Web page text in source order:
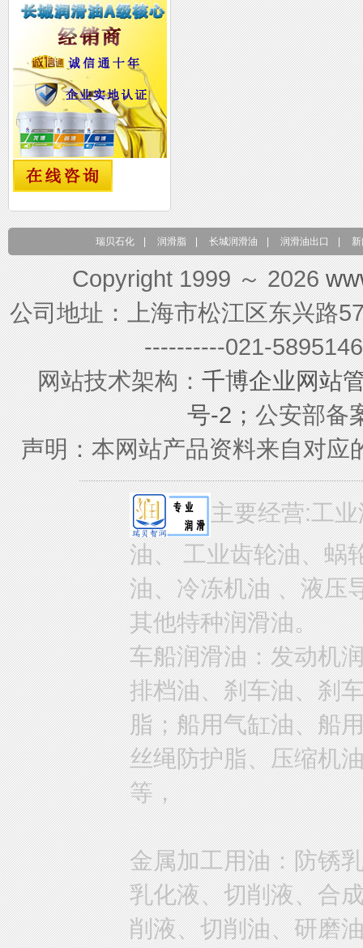
瑞贝石化 润滑脂 长城润滑油 润滑油出口
Copyright 1999 ～ 2026
公司地址：上海市松江区东兴路
----------021-
网站技术架构：千博企业网站
号-2；公安部备
声明：本网站产品资料来自对
主要经营:工
油、 工业齿轮油、蜗
油、冷冻机油 、液压
其他特种润滑油。
车船润滑油：发动机
排档油、刹车油、刹
脂；船用气缸油、船
丝绳防护脂、压缩机
等，
金属加工用油：防锈
乳化液、切削液、合
削液、切削油、研磨